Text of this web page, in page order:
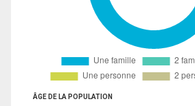
ÂGE DE LA POPULATION